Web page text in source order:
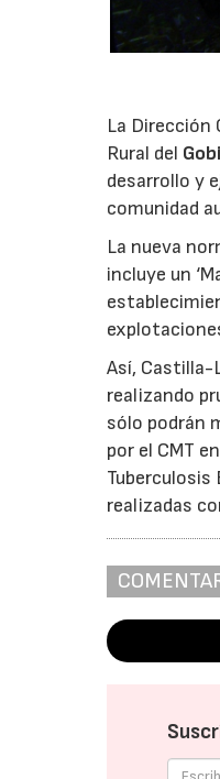
La Dirección
Rural del
desarrollo y
comunidad
La nueva
incluye un
Así, Castilla-
realizando
sólo podrán
por el CMT
realizadas